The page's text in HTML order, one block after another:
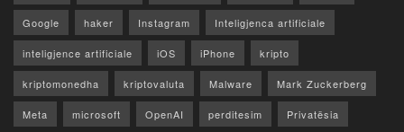
Google haker Instagram Inteligjenca artificiale
inteligjence artificiale iOS iPhone kripto
kriptomonedha kriptovaluta Malware Mark Zuckerberg
Meta microsoft OpenAI perditesim Privatësia